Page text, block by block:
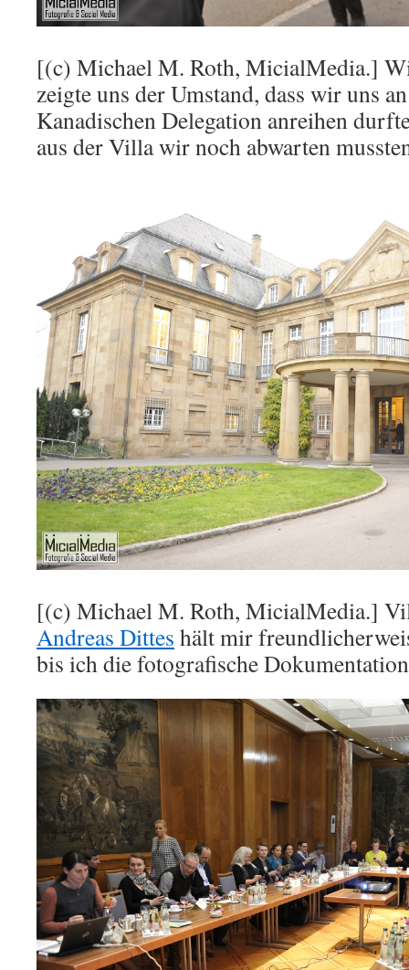
[(c) Michael M. Roth, MicialMedia.]
zeigte uns der Umstand, dass wir uns
Kanadischen Delegation anreihen
aus der Villa wir noch abwarten
[(c) Michael M. Roth, MicialMedia.]
Andreas Dittes hält mir
bis ich die fotografische